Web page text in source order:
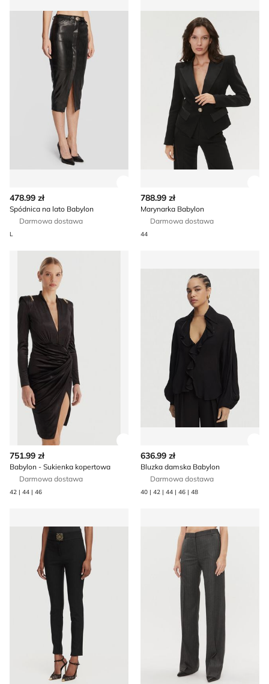
478.99 zł
Spódnica na lato Babylon
Darmowa dostawa
L
788.99 zł
Marynarka Babylon
Darmowa dostawa
44
Babylon - Sukienka kopertowa
751.99 zł
Babylon - Sukienka kopertowa
Darmowa dostawa
42 | 44 | 46
636.99 zł
Bluzka damska Babylon
Darmowa dostawa
40 | 42 | 44 | 46 | 48